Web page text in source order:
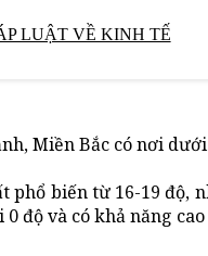
LUẬT VỀ KINH TẾ
Miền Bắc có nơi
phổ biến từ 16-19 độ,
độ và có khả năng